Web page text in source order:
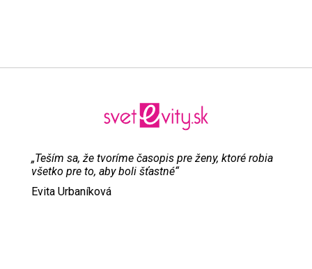
„Teším sa, že tvoríme časopis pre ženy, ktoré robia
všetko pre to, aby boli šťastné“
Evita Urbaníková